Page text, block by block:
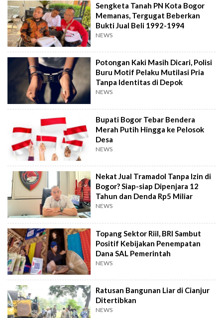
Sengketa Tanah PN Kota Bogor
Memanas, Tergugat Beberkan
Bukti Jual Beli 1992-1994
NEWS
Potongan Kaki Masih Dicari, Polisi
Buru Motif Pelaku Mutilasi Pria
Tanpa Identitas di Depok
NEWS
Bupati Bogor Tebar Bendera
Merah Putih Hingga ke Pelosok
Desa
NEWS
Nekat Jual Tramadol Tanpa Izin di
Bogor? Siap-siap Dipenjara 12
Tahun dan Denda Rp5 Miliar
NEWS
Topang Sektor Riil, BRI Sambut
Positif Kebijakan Penempatan
Dana SAL Pemerintah
NEWS
Ratusan Bangunan Liar di Cianjur
Ditertibkan
NEWS